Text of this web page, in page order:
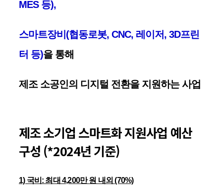
MES 등),
스마트장비(협동로봇, CNC, 레이저, 3D프린
터 등)을 통해
제조 소공인의 디지털 전환을 지원하는 사업
제조 소기업 스마트화 지원사업 예산
구성 (*2024년 기준)
1) 국비: 최대 4,200만 원 내외 (70%)